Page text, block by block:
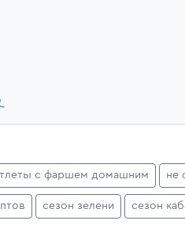
с фаршем домашним не
сезон зелени сезон